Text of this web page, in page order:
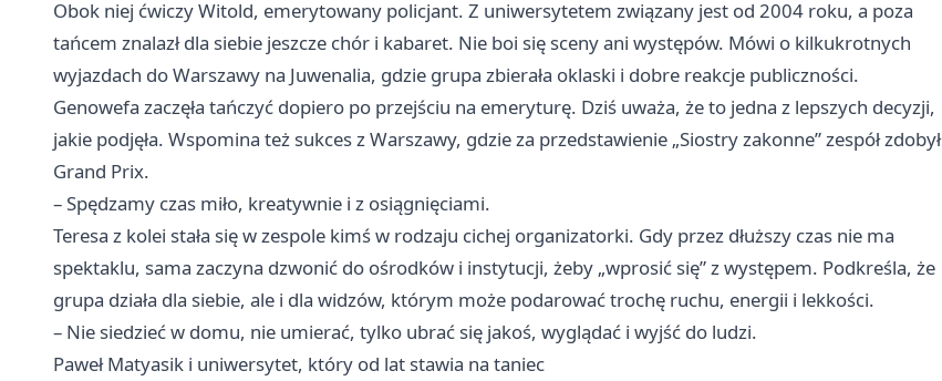
Obok niej ćwiczy Witold, emerytowany policjant. Z uniwersytetem związany jest od 2004 roku, a poza
tańcem znalazł dla siebie jeszcze chór i kabaret. Nie boi się sceny ani występów. Mówi o kilkukrotnych
wyjazdach doWarszawy na Juwenalia, gdzie grupa zbierała oklaski i dobre reakcje publiczności.
Genowefa zaczęła tańczyć dopiero po przejściu na emeryturę. Dziś uważa, że to jedna z lepszych decyzji,
jakie podjęła. Wspomina też sukces z Warszawy, gdzie za przedstawienie „Siostry zakonne” zespół zdobył
Grand Prix.
– Spędzamy czas miło, kreatywnie i z osiągnięciami.
Teresa z kolei stała się w zespole kimś w rodzaju cichej organizatorki. Gdy przez dłuższy czas nie ma
spektaklu, sama zaczyna dzwonić do ośrodków i instytucji, żeby „wprosić się” z występem. Podkreśla, że
grupa działa dla siebie, ale i dla widzów, którym może podarować trochę ruchu, energii i lekkości.
– Nie siedzieć w domu, nie umierać, tylko ubrać się jakoś, wyglądać i wyjść do ludzi.
Paweł Matyasik i uniwersytet, który od lat stawia na taniec